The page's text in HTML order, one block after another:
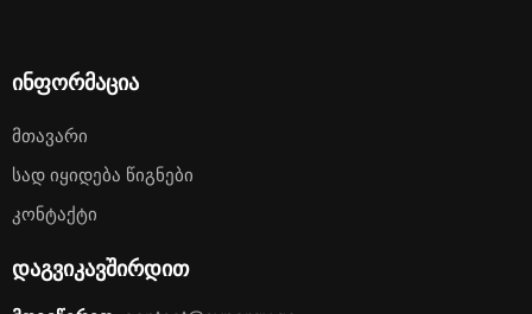
ინფორმაცია
Მთავარი
Სად Იყიდება Წიგნები
Კონტაქტი
დაგვიკავშირდით